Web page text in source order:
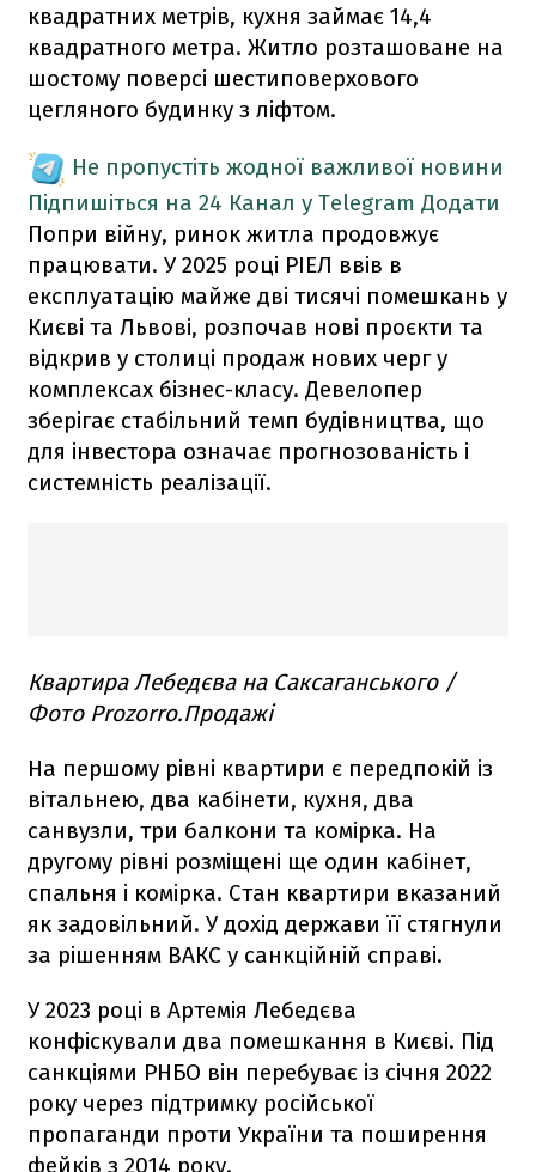
квадратних метрів, кухня займає 14,4
квадратного метра. Житло розташоване на
шостому поверсі шестиповерхового
цегляного будинку з ліфтом.
Не пропустіть жодної важливої новини
Підпишіться на 24 Канал у Telegram Додати
Попри війну, ринок житла продовжує
працювати. У 2025 році РІЕЛ ввів в
експлуатацію майже дві тисячі помешкань у
Києві та Львові, розпочав нові проєкти та
відкрив у столиці продаж нових черг у
комплексах бізнес-класу. Девелопер
зберігає стабільний темп будівництва, що
для інвестора означає прогнозованість і
системність реалізації.
Квартира Лебедєва на Саксаганського /
Фото Prozorro.Продажі
На першому рівні квартири є передпокій із
вітальнею, два кабінети, кухня, два
санвузли, три балкони та комірка. На
другому рівні розміщені ще один кабінет,
спальня і комірка. Стан квартири вказаний
як задовільний. У дохід держави її стягнули
за рішенням ВАКС у санкційній справі.
У 2023 році в Артемія Лебедєва
конфіскували два помешкання в Києві. Під
санкціями РНБО він перебуває із січня 2022
року через підтримку російської
пропаганди проти України та поширення
фейків з 2014 року.